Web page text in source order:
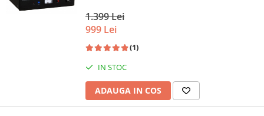
1.399 Lei
999 Lei
(1)
IN STOC
ADAUGA IN COS